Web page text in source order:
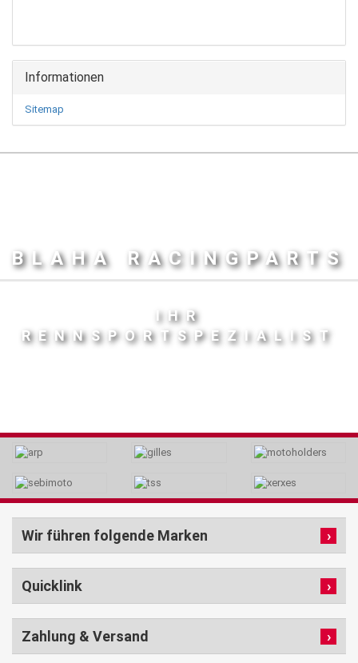
Informationen
Sitemap
BLAHA RACINGPARTS
IHR
RENNSPORTSPEZIALIST
Wir führen folgende Marken
Quicklink
Zahlung & Versand